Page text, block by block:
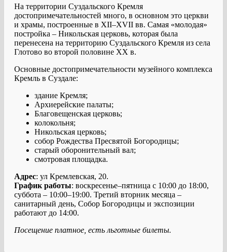
На территории Суздальского Кремля
достопримечательностей много, в основном это церкви
и храмы, построенные в XII–XVII вв. Самая «молодая»
постройка – Никольская церковь, которая была
перенесена на территорию Суздальского Кремля из села
Глотово во второй половине XX в.
Основные достопримечательности музейного комплекса
Кремль в Суздале:
здание Кремля;
Архиерейские палаты;
Благовещенская церковь;
колокольня;
Никольская церковь;
собор Рождества Пресвятой Богородицы;
старый оборонительный вал;
смотровая площадка.
Адрес: ул Кремлевская, 20.
График работы: воскресенье–пятница с 10:00 до 18:00,
суббота – 10:00–19:00. Третий вторник месяца –
санитарный день, Собор Богородицы и экспозиции
работают до 14:00.
Посещение платное, есть льготные билеты.